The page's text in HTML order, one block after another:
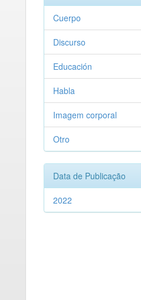
Cuerpo
Discurso
Educación
Habla
Imagem corporal
Otro
Data de Publicação
2022